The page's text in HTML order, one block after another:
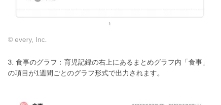
© every, Inc.
3. 食事のグラフ：育児記録の右上にあるまとめグラフ内「食事」
の項目が1週間ごとのグラフ形式で出力されます。